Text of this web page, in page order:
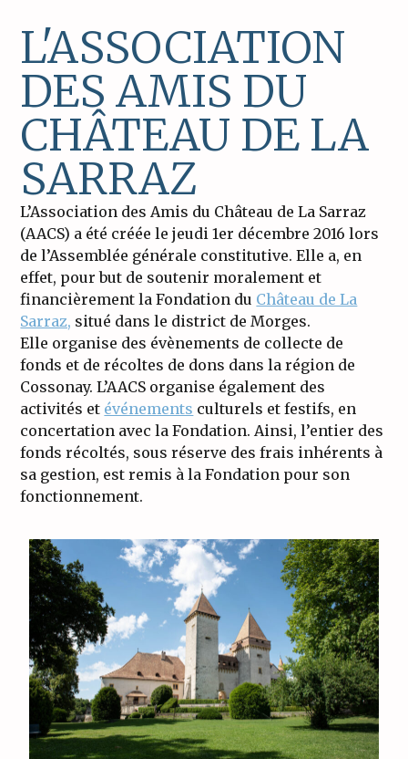
L'ASSOCIATION
DES AMIS DU
CHÂTEAU DE LA
SARRAZ
L’Association des Amis du Château de La Sarraz
(AACS) a été créée le jeudi 1er décembre 2016 lors
de l’Assemblée générale constitutive. Elle a, en
effet, pour but de soutenir moralement et
financièrement la Fondation du Château de La
Sarraz, situé dans le district de Morges.
Elle organise des évènements de collecte de
fonds et de récoltes de dons dans la région de
Cossonay. L’AACS organise également des
activités et événements culturels et festifs, en
concertation avec la Fondation. Ainsi, l’entier des
fonds récoltés, sous réserve des frais inhérents à
sa gestion, est remis à la Fondation pour son
fonctionnement.